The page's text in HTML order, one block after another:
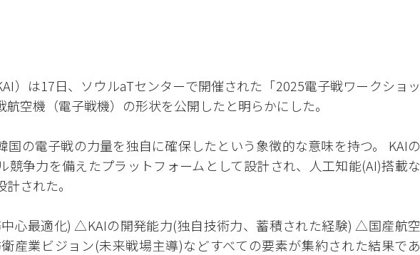
）は17日、ソウルaTセンターで開催された「2025電子戦ワークショッ
空機（電子戦機）の形状を公開したと明らかにした。
国の電子戦の力量を独自に確保したという象徴的な意味を持つ。 KAIの
競争力を備えたプラットフォームとして設計され、人工知能(AI)搭載な
された。
心最適化) △KAIの開発能力(独自技術力、蓄積された経験) △国産航空
産業ビジョン(未来戦場主導)などすべての要素が集約された結果であ